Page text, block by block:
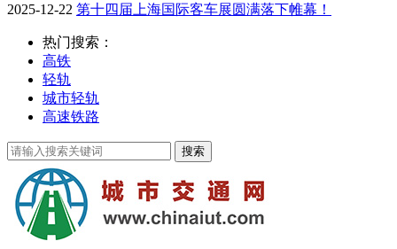
2025-12-22 第十四届上海国际客车展圆满落下帷幕！
热门搜索：
高铁
轻轨
城市轻轨
高速铁路